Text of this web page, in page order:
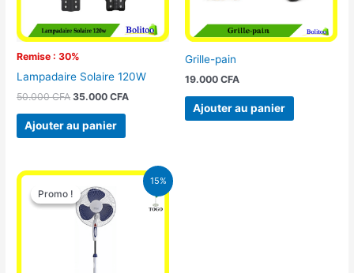
Remise : 30%
Lampadaire Solaire 120W
50.000CFA 35.000CFA
Ajouter au panier
Grille-pain
19.000 CFA
Ajouter au panier
15%
Promo !
Promo !
Le
prix
initial
était :
10.000 CFA.
Le